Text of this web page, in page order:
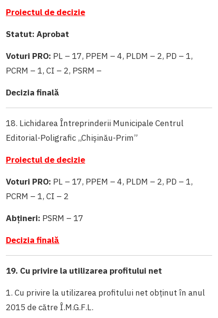
Proiectul de decizie
Statut: Aprobat
Voturi PRO: PL – 17, PPEM – 4, PLDM – 2, PD – 1,
PCRM – 1, CI – 2, PSRM –
Decizia finală
18. Lichidarea Întreprinderii Municipale Centrul
Editorial-Poligrafic ,,Chișinău-Prim”
Proiectul de decizie
Voturi PRO: PL – 17, PPEM – 4, PLDM – 2, PD – 1,
PCRM – 1, CI – 2
Abțineri: PSRM – 17
Decizia finală
19. Cu privire la utilizarea profitului net
1. Cu privire la utilizarea profitului net obținut în anul
2015 de către Î.M.G.F.L.